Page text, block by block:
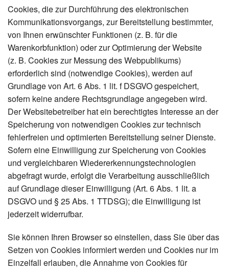
Cookies, die zur Durchführung des elektronischen
Kommunikationsvorgangs, zur Bereitstellung bestimmter,
von Ihnen erwünschter Funktionen (z. B. für die
Warenkorbfunktion) oder zur Optimierung der Website
(z. B. Cookies zur Messung des Webpublikums)
erforderlich sind (notwendige Cookies), werden auf
Grundlage von Art. 6 Abs. 1 lit. f DSGVO gespeichert,
sofern keine andere Rechtsgrundlage angegeben wird.
Der Websitebetreiber hat ein berechtigtes Interesse an der
Speicherung von notwendigen Cookies zur technisch
fehlerfreien und optimierten Bereitstellung seiner Dienste.
Sofern eine Einwilligung zur Speicherung von Cookies
und vergleichbaren Wiedererkennungstechnologien
abgefragt wurde, erfolgt die Verarbeitung ausschließlich
auf Grundlage dieser Einwilligung (Art. 6 Abs. 1 lit. a
DSGVO und § 25 Abs. 1 TTDSG); die Einwilligung ist
jederzeit widerrufbar.
Sie können Ihren Browser so einstellen, dass Sie über das
Setzen von Cookies informiert werden und Cookies nur im
Einzelfall erlauben, die Annahme von Cookies für